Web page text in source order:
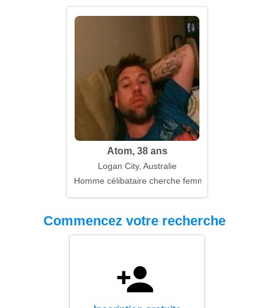
Atom, 38 ans
Logan City, Australie
Homme célibataire cherche femme
Commencez votre recherche